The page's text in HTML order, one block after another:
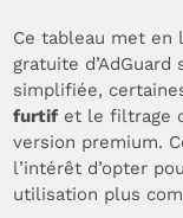
Ce tableau met en
gratuite
simplifiée,
furtif et le filtrage
version premium.
l’intérêt d’opter
utilisation plus